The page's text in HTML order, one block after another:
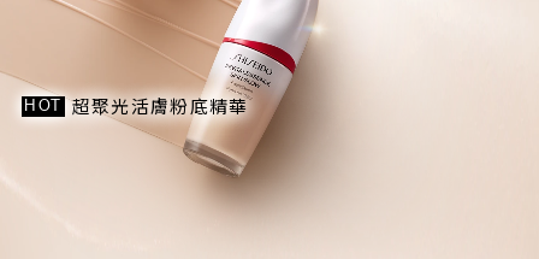
HOT 超聚光活膚粉底精華